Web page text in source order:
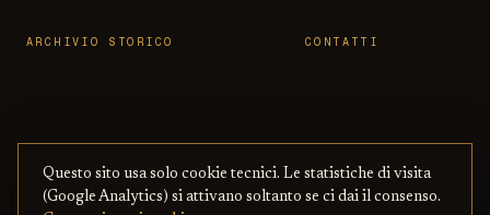
ARCHIVIO STORICO CONTATTI
© 2026 OSSERVATORIO BBCC ·
ASSOCIAZIONE ABCO APS— CON BENI
PRIVACY
·COOKIE·
Questo sito usa solo cookie tecnici. Le statistiche di visita
(Google Analytics) si attivano soltanto se ci dai il consenso.